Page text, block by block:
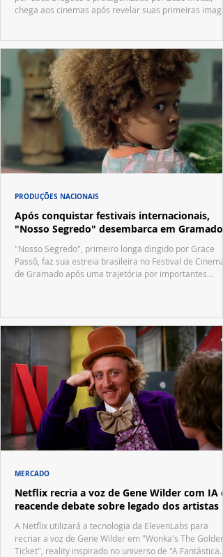
chega aos cinemas após revelar suas primeiras
Após conquistar festivais internacionais,
"Nosso Segredo" desembarca em Gramado
"Nosso Segredo", primeiro longa dirigido por Grace
Passô, faz sua estreia brasileira no Festival de Cinema
de Gramado após uma trajetória por importantes
PRODUÇÕES NACIONAIS
Netflix recria a voz de Gene Wilder com IA e
reacende debate sobre legado dos artistas
A Netflix utilizará a tecnologia da ElevenLabs para
recriar a voz de Gene Wilder em "Wonka's The Golden
Ticket", reality inspirado no universo de "A Fantástica
MERCADO